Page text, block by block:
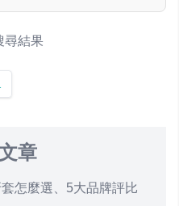
尋結果
章
怎麼選、5大品牌評比